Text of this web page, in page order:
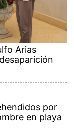
Arias
por
en playa